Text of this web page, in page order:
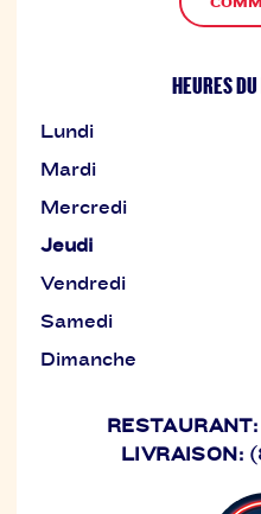
HEURES
Lundi
Mardi
Mercredi
Jeudi
Vendredi
Samedi
Dimanche
RESTAURANT:
LIVRAISON: